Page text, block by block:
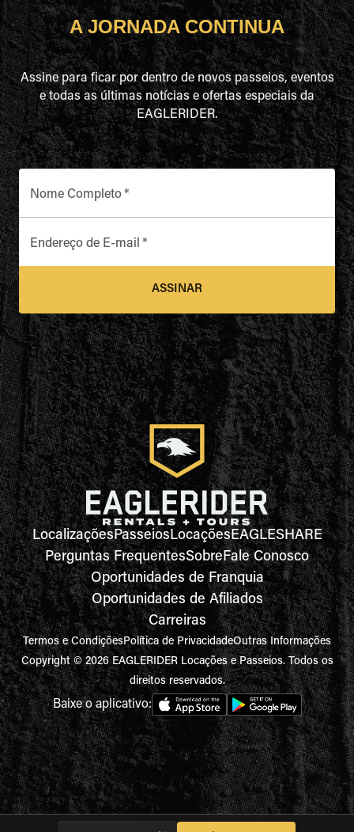
A JORNADA CONTINUA
Assine para ficar por dentro de novos passeios, eventos
e todas as últimas notícias e ofertas especiais da
EAGLERIDER.
Nome Completo*
Endereço de E-mail *
ASSINAR
LocalizaçõesPasseiosLocaçõesEAGLESHARE
Perguntas FrequentesSobreFale Conosco
Oportunidades de Franquia
Oportunidades de Afiliados
Carreiras
Termos e CondiçõesPolítica de PrivacidadeOutras Informações
Copyright © 2026 EAGLERIDER Locações e Passeios. Todos os
direitos reservados.
Baixe o aplicativo: